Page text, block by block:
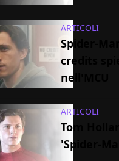
ARTICOLI
Spider-
credits
nell'MCU
ARTICOLI
Tom
'Spider-